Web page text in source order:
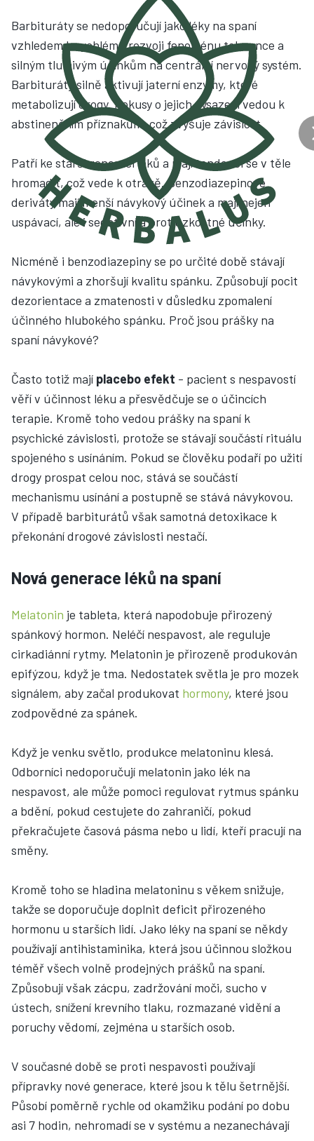
Barbituráty se nedoporučují jako léky na spaní
vzhledem k rychlému rozvoji fenoménu tolerance a
silným tlumivým účinkům na centrální nervový systém.
Barbituráty silně aktivují jaterní enzymy, které
metabolizují drogy. Pokusy o jejich vysazení vedou k
abstinenčním příznakům, což zvyšuje závislost.
Patří ke starší generaci léků a mají tendenci se v těle
hromadit, což vede k otravě. Benzodiazepinové
deriváty mají menší návykový účinek a mají nejen
uspávací, ale i sedativní a protiúzkostné účinky.
Nicméně i benzodiazepiny se po určité době stávají
návykovými a zhoršují kvalitu spánku. Způsobují pocit
dezorientace a zmatenosti v důsledku zpomalení
účinného hlubokého spánku. Proč jsou prášky na
spaní návykové?
Často totiž mají placebo efekt - pacient s nespavostí
věří v účinnost léku a přesvědčuje se o účincích
terapie. Kromě toho vedou prášky na spaní k
psychické závislosti, protože se stávají součástí rituálu
spojeného s usínáním. Pokud se člověku podaří po užití
drogy prospat celou noc, stává se součástí
mechanismu usínání a postupně se stává návykovou.
V případě barbiturátů však samotná detoxikace k
překonání drogové závislosti nestačí.
Nová generace léků na spaní
Melatonin je tableta, která napodobuje přirozený
spánkový hormon. Neléčí nespavost, ale reguluje
cirkadiánní rytmy. Melatonin je přirozeně produkován
epifýzou, když je tma. Nedostatek světla je pro mozek
signálem, aby začal produkovat hormony, které jsou
zodpovědné za spánek.
Když je venku světlo, produkce melatoninu klesá.
Odborníci nedoporučují melatonin jako lék na
nespavost, ale může pomoci regulovat rytmus spánku
a bdění, pokud cestujete do zahraničí, pokud
překračujete časová pásma nebo u lidí, kteří pracují na
směny.
Kromě toho se hladina melatoninu s věkem snižuje,
takže se doporučuje doplnit deficit přirozeného
hormonu u starších lidí. Jako léky na spaní se někdy
používají antihistaminika, která jsou účinnou složkou
téměř všech volně prodejných prášků na spaní.
Způsobují však zácpu, zadržování moči, sucho v
ústech, snížení krevního tlaku, rozmazané vidění a
poruchy vědomí, zejména u starších osob.
V současné době se proti nespavosti používají
přípravky nové generace, které jsou k tělu šetrnější.
Působí poměrně rychle od okamžiku podání po dobu
asi 7 hodin, nehromadí se v systému a nezanechávají